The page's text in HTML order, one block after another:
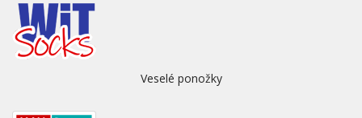
Veselé ponožky